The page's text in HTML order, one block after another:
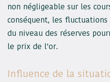
non négligeable sur les
conséquent, les
du niveau des réserves
le prix de l’or.
Influence de la